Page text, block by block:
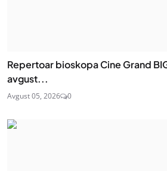
Repertoar bioskopa Cine Grand
avgust...
Avgust 05, 2026 0